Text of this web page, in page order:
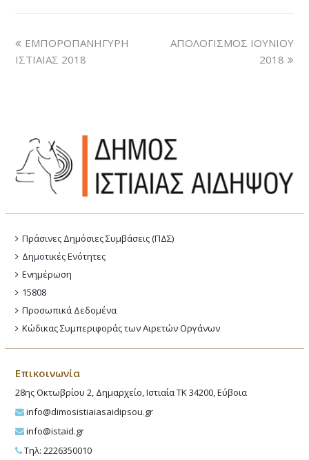
ΕΜΠΟΡΟΠΑΝΗΓΥΡΗ
ΙΣΤΙΑΙΑΣ 2018
ΑΠΟΛΟΓΙΣΜΟΣ ΙΟΥΝΙΟΥ
2018
Πράσινες Δημόσιες Συμβάσεις (ΠΔΣ)
Δημοτικές Ενότητες
Ενημέρωση
15808
Προσωπικά Δεδομένα
Κώδικας Συμπεριφοράς των Αιρετών Οργάνων
Επικοινωνία
28ης Οκτωβρίου 2, Δημαρχείο, Ιστιαία ΤΚ 34200, Εύβοια
info@dimosistiaiasaidipsou.gr
info@istaid.gr
Τηλ: 2226350010